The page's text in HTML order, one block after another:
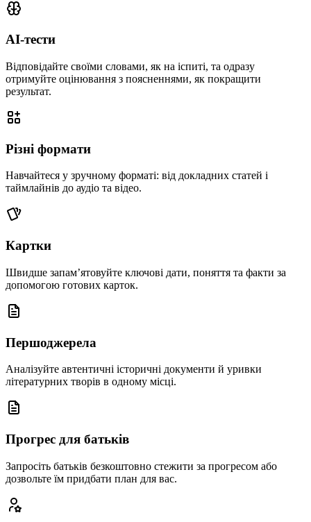
AI-тести
Відповідайте своїми словами, як на іспиті, та одразу
отримуйте оцінювання з поясненнями, як покращити
результат.
Різні формати
Навчайтеся у зручному форматі: від докладних статей і
таймлайнів до аудіо та відео.
Картки
Швидше запам’ятовуйте ключові дати, поняття та факти за
допомогою готових карток.
Першоджерела
Аналізуйте автентичні історичні документи й уривки
літературних творів в одному місці.
Прогрес для батьків
Запросіть батьків безкоштовно стежити за прогресом або
дозвольте їм придбати план для вас.